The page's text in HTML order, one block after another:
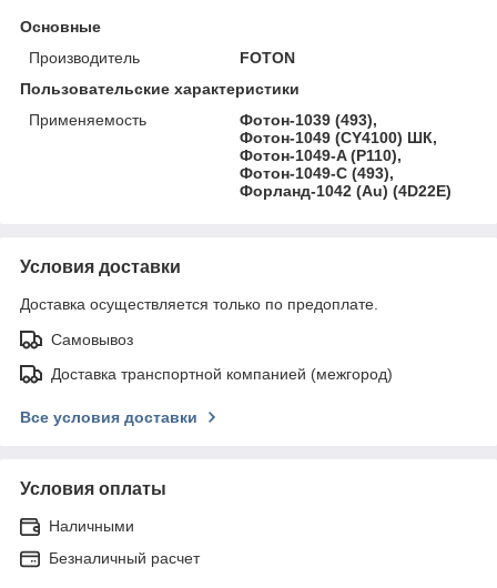
Основные
Производитель
FOTON
Пользовательские характеристики
Применяемость
Фотон-1039 (493),
Фотон-1049 (CY4100) ШК,
Фотон-1049-A (P110),
Фотон-1049-C (493),
Форланд-1042 (Au) (4D22E)
Условия доставки
Доставка осуществляется только по предоплате.
Самовывоз
Доставка транспортной компанией (межгород)
Все условия доставки
Условия оплаты
Наличными
Безналичный расчет